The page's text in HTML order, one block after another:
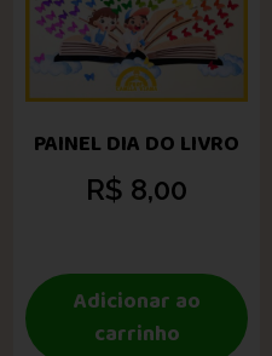
PAINEL DIA DO LIVRO
R$ 8,00
Adicionar ao
carrinho